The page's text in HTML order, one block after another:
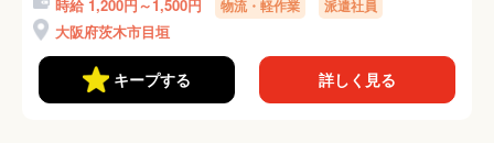
イのピッキング・仕
務時間帯◎
時給 1,200円～1,500円 物流・軽作業 派遣社員
大阪府茨木市目垣
キープする 詳しく見る